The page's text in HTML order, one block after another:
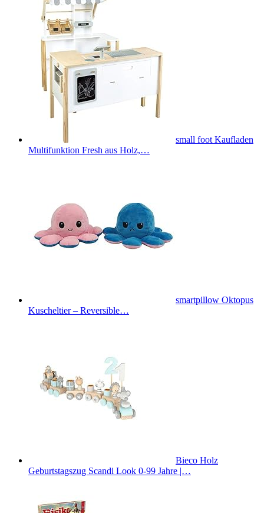
small foot Kaufladen
Multifunktion Fresh aus Holz,…
smartpillow Oktopus
Kuscheltier – Reversible…
Bieco Holz
Geburtstagszug Scandi Look 0-99 Jahre |…